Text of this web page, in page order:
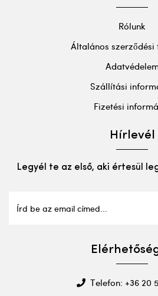
Rólunk
Általános szerződési
Szállítási
Fizetési
Hírlevél
Legyél te az első, aki értesül
Telefon: +36 20